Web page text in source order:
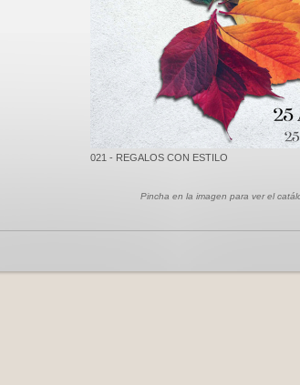
021 - REGALOS CON ESTILO
Pincha en la imagen para ver el